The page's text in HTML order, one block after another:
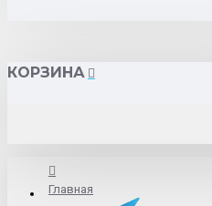
КОРЗИНА
Главная